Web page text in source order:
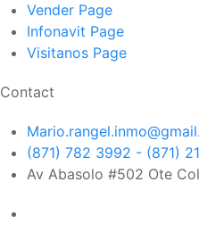
Vender Page
Infonavit Page
Visitanos Page
Contact
(871) 782 3992 - (871)
Av Abasolo #502 Ote